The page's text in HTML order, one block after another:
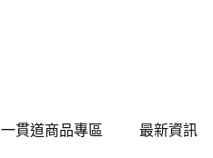
一貫道商品專區 最新資訊